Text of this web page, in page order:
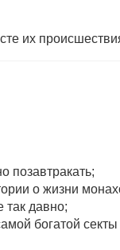
их
позавтракать;
о жизни
так давно;
богатой